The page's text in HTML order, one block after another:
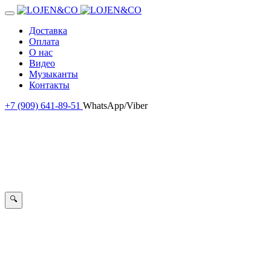
Доставка
Оплата
О нас
Видео
Музыканты
Контакты
+7 (909) 641-89-51 WhatsApp/Viber
🔍